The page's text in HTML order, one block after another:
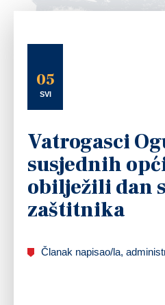
05
SVI
Vatrogasci
susjednih
obilježili dan
zaštitnika
Članak napisao/la,